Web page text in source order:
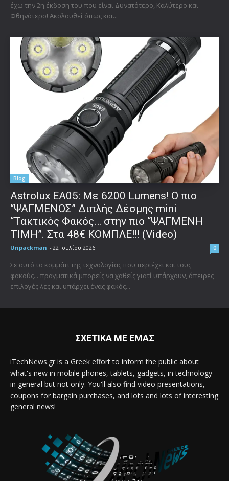
έχω την 2η έκδοση του που είναι Δυνατότερο, Καλύτερο και
Φθηνότερο! Ακολουθεί όπως και...
Blog
Astrolux ΕΑ05: Με 6200 Lumens! Ο πιο
“ΨΑΓΜΕΝΟΣ” Διπλής Δέσμης mini
“Τακτικός Φακός… στην πιο “ΨΑΓΜΕΝΗ
ΤΙΜΗ”. Στα 48€ ΚΟΜΠΛΕ!!! (Video)
Unpackman - 22 Ιουλίου 2026 0
Σε αυτό το κομμάτι της τεχνολογίας που περιέχει και τους
φακούς... πραγματικά μπορείς να χαθείς γιατί υπάρχουν, άπειρες
επιλογές λες και υπάρχει ένας φακός...
ΣΧΕΤΙΚΑ ΜΕ ΕΜΑΣ
iTechNews.gr is a Greek effort to inform the public about
what's new in mobile phones, tablets, gadgets, in technology
in general but not only. You'll also find video presentations,
coupons for bargain purchases, and lots and lots of interesting
general news!